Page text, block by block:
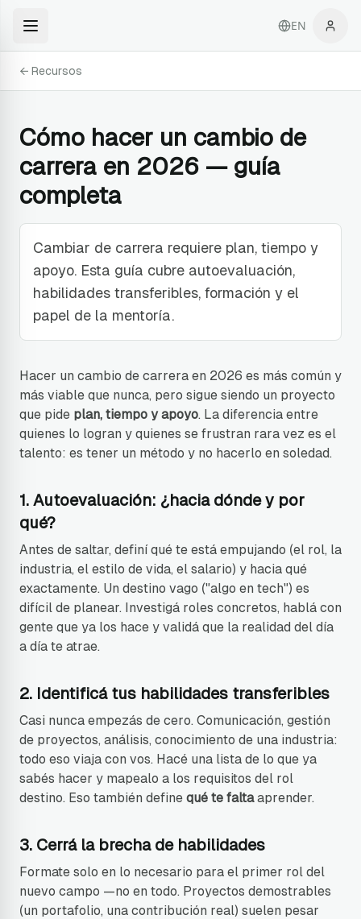
EN
← Recursos
Cómo hacer un cambio de
carrera en 2026 — guía
completa
Cambiar de carrera requiere plan, tiempo y
apoyo. Esta guía cubre autoevaluación,
habilidades transferibles, formación y el
papel de la mentoría.
Hacer un cambio de carrera en 2026 es más común y
más viable que nunca, pero sigue siendo un proyecto
que pide plan, tiempo y apoyo. La diferencia entre
quienes lo logran y quienes se frustran rara vez es el
talento: es tener un método y no hacerlo en soledad.
1. Autoevaluación: ¿hacia dónde y por
qué?
Antes de saltar, definí qué te está empujando (el rol, la
industria, el estilo de vida, el salario) y hacia qué
exactamente. Un destino vago ("algo en tech") es
difícil de planear. Investigá roles concretos, hablá con
gente que ya los hace y validá que la realidad del día
a día te atrae.
2. Identificá tus habilidades transferibles
Casi nunca empezás de cero. Comunicación, gestión
de proyectos, análisis, conocimiento de una industria:
todo eso viaja con vos. Hacé una lista de lo que ya
sabés hacer y mapealo a los requisitos del rol
destino. Eso también define qué te faltaaprender.
3. Cerrá la brecha de habilidades
Formate solo en lo necesario para el primer rol del
nuevo campo —no en todo. Proyectos demostrables
(un portafolio, una contribución real) suelen pesar